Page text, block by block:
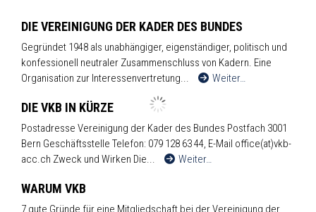
DIE VEREINIGUNG DER KADER DES BUNDES
Gegründet 1948 als unabhängiger, eigenständiger, politisch und
konfessionell neutraler Zusammenschluss von Kadern. Eine
Organisation zur Interessenvertretung...
Weiter…
DIE VKB IN KÜRZE
Postadresse Vereinigung der Kader des Bundes Postfach 3001
Bern Geschäftsstelle Telefon: 079 128 63 44, E-Mail office(at)vkb-
acc.ch Zweck und Wirken Die...
Weiter…
WARUM VKB
7 gute Gründe für eine Mitgliedschaft bei der Vereinigung der